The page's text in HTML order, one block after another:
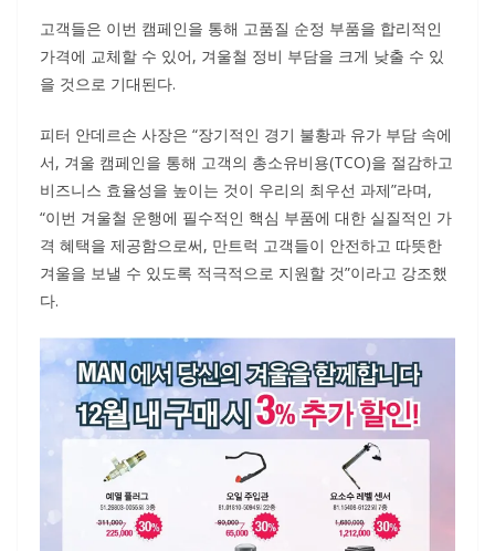
고객들은 이번 캠페인을 통해 고품질 순정 부품을 합리적인
가격에 교체할 수 있어, 겨울철 정비 부담을 크게 낮출 수 있
을 것으로 기대된다.
피터 안데르손 사장은 “장기적인 경기 불황과 유가 부담 속에
서, 겨울 캠페인을 통해 고객의 총소유비용(TCO)을 절감하고
비즈니스 효율성을 높이는 것이 우리의 최우선 과제”라며,
“이번 겨울철 운행에 필수적인 핵심 부품에 대한 실질적인 가
격 혜택을 제공함으로써, 만트럭 고객들이 안전하고 따뜻한
겨울을 보낼 수 있도록 적극적으로 지원할 것”이라고 강조했
다.